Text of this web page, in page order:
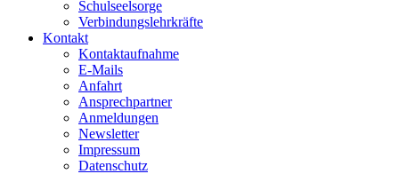
Schulseelsorge
Verbindungslehrkräfte
Kontakt
Kontaktaufnahme
E-Mails
Anfahrt
Ansprechpartner
Anmeldungen
Newsletter
Impressum
Datenschutz